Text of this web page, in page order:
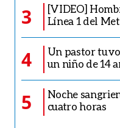
3
[VIDEO]
Línea 1 del
4
Un pastor
un niño de 14
5
Noche
cuatro horas